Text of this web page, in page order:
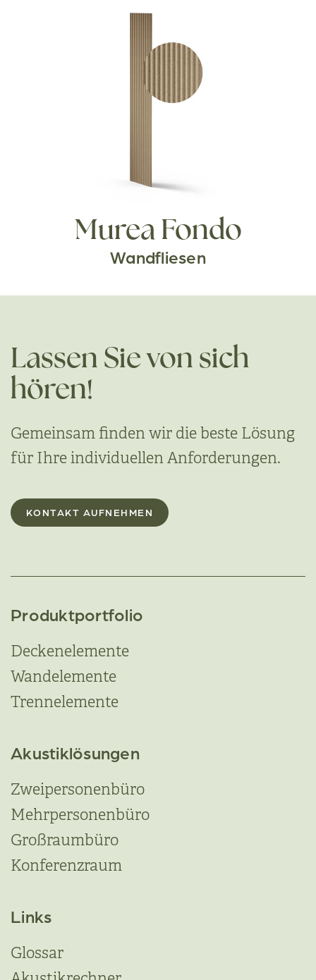
Murea Fondo
Wandfliesen
Lassen Sie von sich
hören!
Gemeinsam finden wir die beste Lösung
für Ihre individuellen Anforderungen.
KONTAKT AUFNEHMEN
Produktportfolio
Deckenelemente
Wandelemente
Trennelemente
Akustiklösungen
Zweipersonenbüro
Mehrpersonenbüro
Großraumbüro
Konferenzraum
Links
Glossar